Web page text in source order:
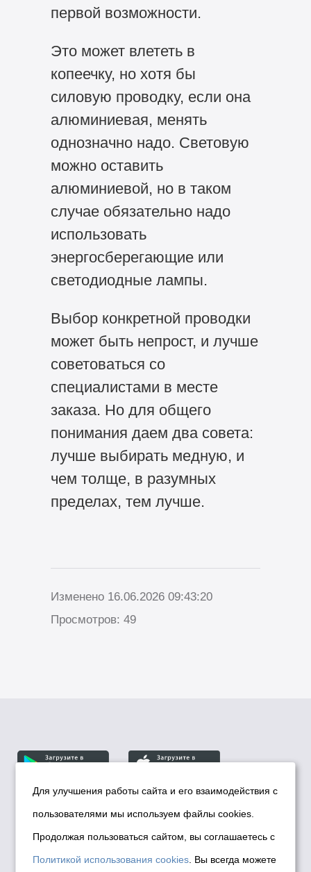
первой возможности.
Это может влететь в
копеечку, но хотя бы
силовую проводку, если она
алюминиевая, менять
однозначно надо. Световую
можно оставить
алюминиевой, но в таком
случае обязательно надо
использовать
энергосберегающие или
светодиодные лампы.
Выбор конкретной проводки
может быть непрост, и лучше
советоваться со
специалистами в месте
заказа. Но для общего
понимания даем два совета:
лучше выбирать медную, и
чем толще, в разумных
пределах, тем лучше.
Изменено 16.06.2026 09:43:20
Просмотров: 49
© Департамент информационной политики мэрии
города Новосибирска, 2026
Политика использования Cookies
Для улучшения работы сайта и его взаимодействия с
пользователями мы используем файлы cookies.
Продолжая пользоваться сайтом, вы соглашаетесь с
Политикой использования cookies . Вы всегда можете